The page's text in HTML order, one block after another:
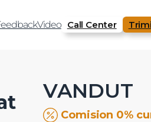
Video Call Center
VANDUT
Comision 0%